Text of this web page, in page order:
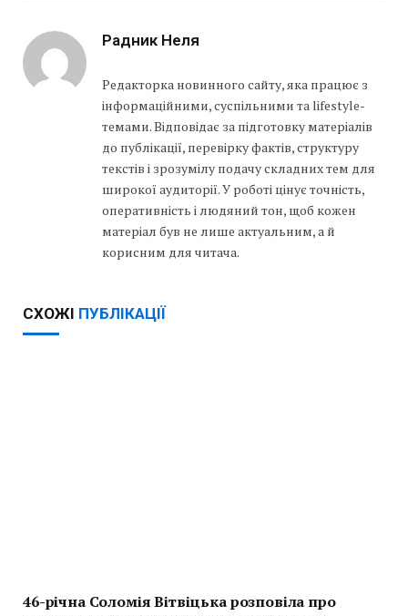
Радник Неля
Редакторка новинного сайту, яка працює з
інформаційними, суспільними та lifestyle-
темами. Відповідає за підготовку матеріалів
до публікації, перевірку фактів, структуру
текстів і зрозумілу подачу складних тем для
широкої аудиторії. У роботі цінує точність,
оперативність і людяний тон, щоб кожен
матеріал був не лише актуальним, а й
корисним для читача.
СХОЖІ ПУБЛІКАЦІЇ
46-річна Соломія Вітвіцька розповіла про